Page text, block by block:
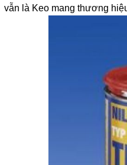
vẫn là Keo mang thương